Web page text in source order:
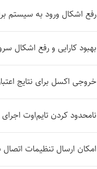
رفع اشکال ورود به سیستم
بهبود کارایی و رفع اشکال
خروجی اکسل برای نتایج
نامحدود کردن تایم‌اوت
امکان ارسال تنظیمات اتصال